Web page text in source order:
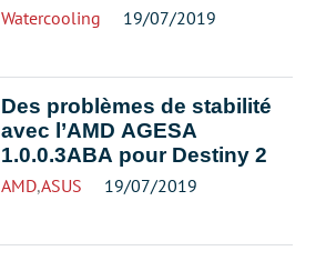
Watercooling 19/07/2019
Des problèmes de stabilité
avec l’AMD AGESA
1.0.0.3ABA pour Destiny 2
AMD,ASUS 19/07/2019